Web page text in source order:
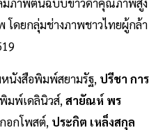
โดยกลุ่มช่างภาพชาวไทยผู้กล้า
นังสือพิมพ์สยามรัฐ, ปรีชา การ
มพ์เดลินิวส์, สายัณห์ พร
อกโพสต์, ประกิต เหล็งสกุล